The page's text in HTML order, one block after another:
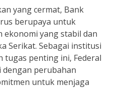
yang cermat, Bank
berupaya untuk
yang stabil dan
Serikat. Sebagai institusi
tugas penting ini, Federal
dengan perubahan
untuk menjaga